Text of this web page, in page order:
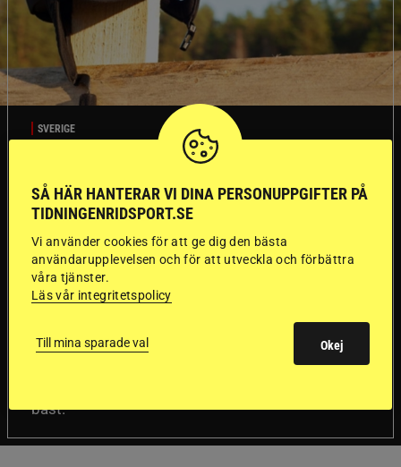
SVERIGE
Dyraste
ridhjälmarna blev
sämst i test
Folksam har testat 15 ridhjälmar i olika
prisklasser för att se vilken som är den säkraste.
Det visar sig vara stor skillnad på säkerheten
bäst.
SÅ HÄR HANTERAR VI DINA PERSONUPPGIFTER PÅ
TIDNINGENRIDSPORT.SE
Vi använder cookies för att ge dig den bästa
användarupplevelsen och för att utveckla och förbättra
våra tjänster.
Läs vår integritetspolicy
Till mina sparade val Okej